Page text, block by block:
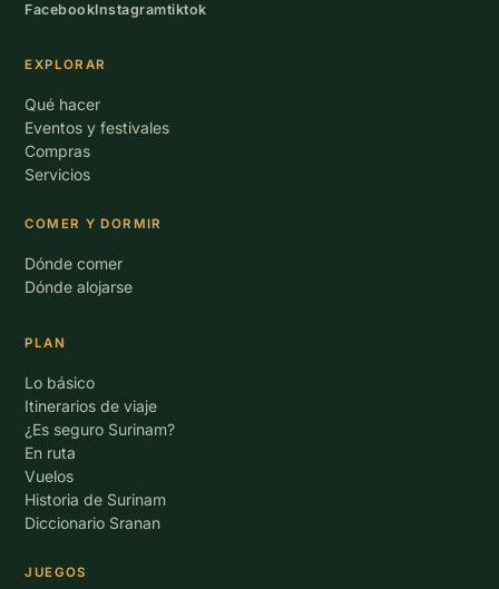
FacebookInstagramtiktok
EXPLORAR
Qué hacer
Eventos y festivales
Compras
Servicios
COMER Y DORMIR
Dónde comer
Dónde alojarse
PLAN
Lo básico
Itinerarios de viaje
¿Es seguro Surinam?
En ruta
Vuelos
Historia de Surinam
Diccionario Sranan
JUEGOS